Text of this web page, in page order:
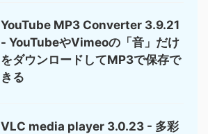
YouTube MP3 Converter 3.9.21
- YouTubeやVimeoの「音」だけ
をダウンロードしてMP3で保存で
きる
VLC media player 3.0.23 - 多彩